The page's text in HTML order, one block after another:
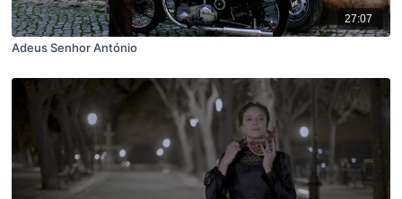
27:07
Adeus Senhor António